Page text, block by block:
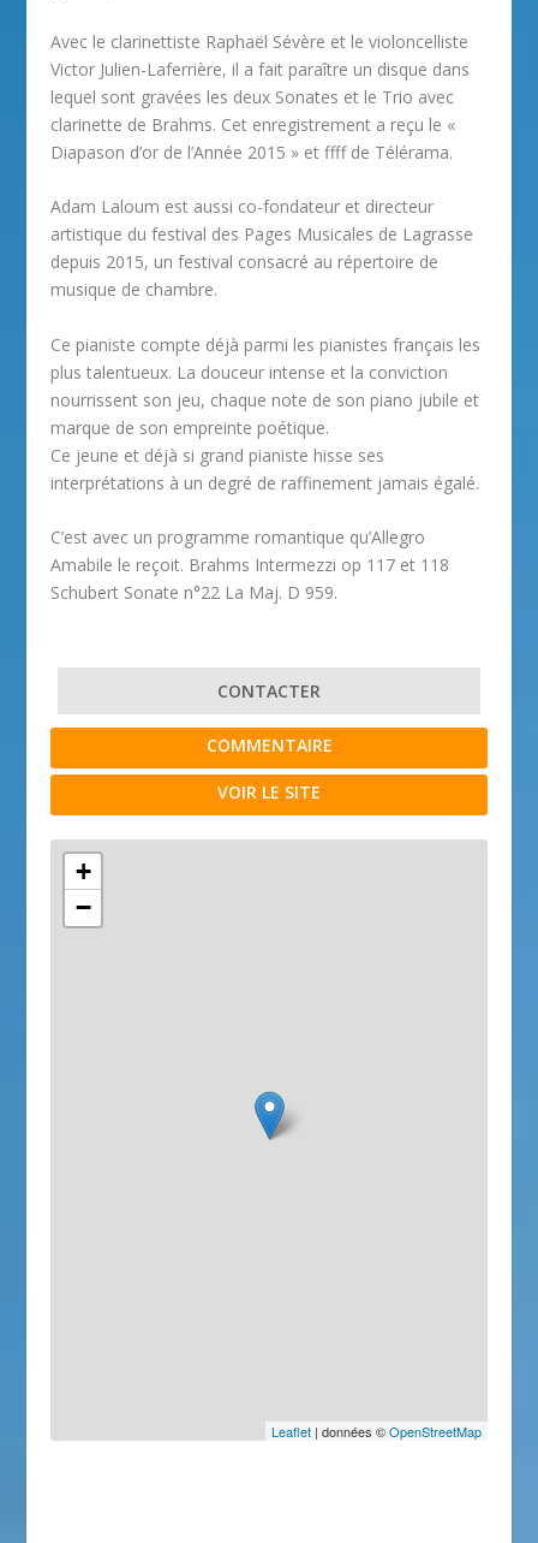
Avec le clarinettiste Raphaël Sévère et le violoncelliste
Victor Julien-Laferrière, il a fait paraître un disque dans
lequel sont gravées les deux Sonates et le Trio avec
clarinette de Brahms. Cet enregistrement a reçu le «
Diapason d’or de l’Année 2015 » et ffff de Télérama.
Adam Laloum est aussi co-fondateur et directeur
artistique du festival des Pages Musicales de Lagrasse
depuis 2015, un festival consacré au répertoire de
musique de chambre.
Ce pianiste compte déjà parmi les pianistes français les
plus talentueux. La douceur intense et la conviction
nourrissent son jeu, chaque note de son piano jubile et
marque de son empreinte poétique.
Ce jeune et déjà si grand pianiste hisse ses
interprétations à un degré de raffinement jamais égalé.
C’est avec un programme romantique qu’Allegro
Amabile le reçoit. Brahms Intermezzi op 117 et 118
Schubert Sonate n°22 La Maj. D 959.
CONTACTER
COMMENTAIRE
VOIR LE SITE
+
−
Leaflet| données ©OpenStreetMap